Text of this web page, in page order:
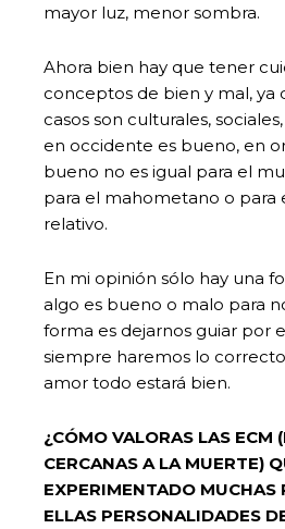
mayor luz, menor sombra.
Ahora bien hay que tener
conceptos de bien y mal, ya
casos son culturales,
en occidente es bueno, en
bueno no es igual para el
para el mahometano o para
relativo.
En mi opinión sólo hay una
algo es bueno o malo para
forma es dejarnos guiar por
siempre haremos lo
amor todo estará bien.
¿CÓMO VALORAS LAS ECM
CERCANAS A LA MUERTE)
EXPERIMENTADO MUCHAS
ELLAS PERSONALIDADES